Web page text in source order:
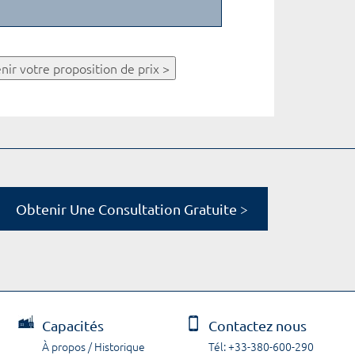
votre proposition de prix >
Obtenir Une Consultation Gratuite >
Capacités
À propos / Historique
Contactez nous
Tél: +33-380-600-290